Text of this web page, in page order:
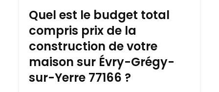
Quel est le budget total
compris prix de la
construction de votre
maison sur Évry-Grégy-
sur-Yerre 77166 ?